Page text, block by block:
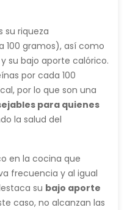
su riqueza
100 gramos), así como
y su bajo aporte calórico.
por cada 100
por lo que son una
para quienes
la salud del
en la cocina que
frecuencia y al igual
su bajo aporte
caso, no alcanzan las